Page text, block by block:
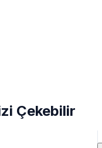
Çekebilir